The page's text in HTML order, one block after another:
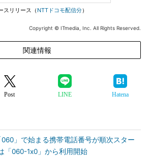
スリリース（NTTドコモ配信分）
Copyright © ITmedia, Inc. All Rights Reserved.
関連情報
Post LINE Hatena
」で始まる携帯電話番号が順次スター
「060-1x0」から利用開始